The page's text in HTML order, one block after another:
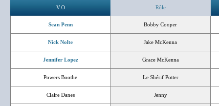
V.O Rôle
Sean Penn Bobby Cooper
Nick Nolte Jake McKenna
Jennifer Lopez Grace McKenna
Powers Boothe Le Shérif Potter
Claire Danes Jenny